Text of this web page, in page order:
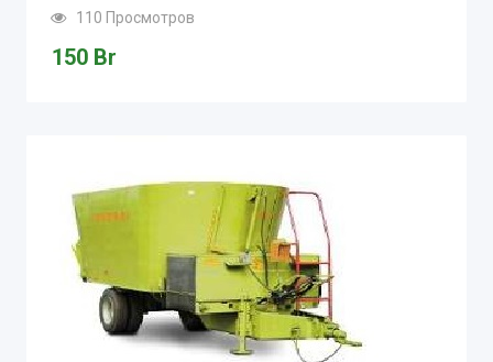
110 Просмотров
150 Br